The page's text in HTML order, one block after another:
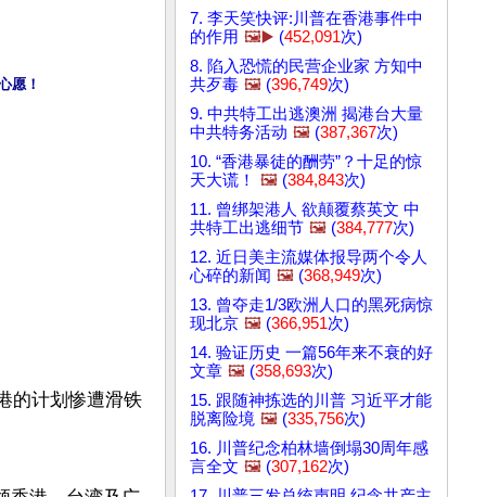
愿！
的计划惨遭滑铁
7. 李天笑快评:川普在香港事件中
的作用 🖼️▶️ (452,091次)
8. 陷入恐慌的民营企业家 方知中
共歹毒 🖼️ (396,749次)
9. 中共特工出逃澳洲 揭港台大量
中共特务活动 🖼️ (387,367次)
10. “香港暴徒的酬劳”？十足的惊
天大谎！
🖼️ (384,843次)
11. 曾绑架港人 欲颠覆蔡英文 中
共特工出逃细节 🖼️ (384,777次)
12. 近日美主流媒体报导两个令人
心碎的新闻 🖼️ (368,949次)
13. 曾夺走1/3欧洲人口的黑死病惊
现北京 🖼️ (366,951次)
14. 验证历史 一篇56年来不衰的好
文章 🖼️ (358,693次)
15. 跟随神拣选的川普 习近平才能
脱离险境 🖼️ (335,756次)
16. 川普纪念柏林墙倒塌30周年感
言全文 🖼️ (307,162次)